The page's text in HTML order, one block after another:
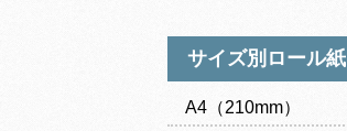
サイズ別ロール紙
A4（210mm）